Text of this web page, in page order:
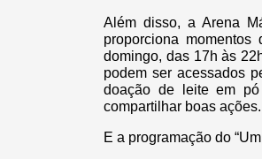
Além disso, a Arena
proporciona
domingo, das 17h às
podem ser acessados
doação de leite em
compartilhar boas ações.
E a programação do